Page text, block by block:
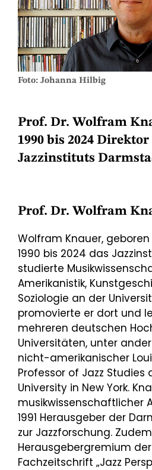
Foto: Johanna Hilbig
Prof. Dr. Wolfram
1990 bis 2024 Direktor
Jazzinstituts
Prof. Dr. Wolfram
Wolfram Knauer, geboren
1990 bis 2024 das
studierte
Amerikanistik,
Soziologie an der
promovierte er dort und
mehreren deutschen
Universitäten, unter
nicht-amerikanischer
Professor of Jazz Studies
University in New York.
musikwissenschaftlicher
1991 Herausgeber der
zur Jazzforschung.
Herausgebergremium
Fachzeitschrift „Jazz